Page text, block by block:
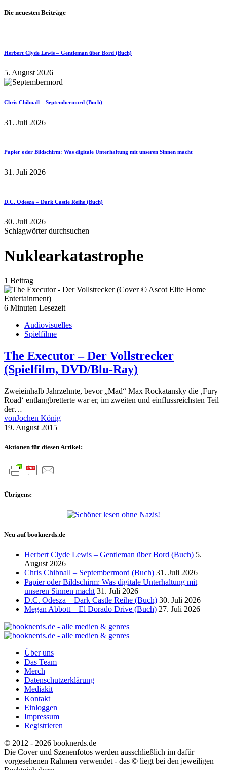
Die neuesten Beiträge
Herbert Clyde Lewis – Gentleman über Bord (Buch)
5. August 2026
Chris Chibnall – Septembermord (Buch)
31. Juli 2026
Papier oder Bildschirm: Was digitale Unterhaltung mit unseren Sinnen macht
31. Juli 2026
D.C. Odesza – Dark Castle Reihe (Buch)
30. Juli 2026
Schlagwörter durchsuchen
Nuklearkatastrophe
1 Beitrag
6 Minuten Lesezeit
Audiovisuelles
Spielfilme
The Executor – Der Vollstrecker
(Spielfilm, DVD/Blu-Ray)
Zweieinhalb Jahrzehnte, bevor „Mad“ Max Rockatansky die ‚Fury
Road‘ entlangbretterte war er, im zweiten und einflussreichsten Teil
der…
vonJochen König
19. August 2015
Aktionen für diesen Artikel:
Übrigens:
Neu auf booknerds.de
Herbert Clyde Lewis – Gentleman über Bord (Buch) 5.
August 2026
Chris Chibnall – Septembermord (Buch) 31. Juli 2026
Papier oder Bildschirm: Was digitale Unterhaltung mit
unseren Sinnen macht 31. Juli 2026
D.C. Odesza – Dark Castle Reihe (Buch) 30. Juli 2026
Megan Abbott – El Dorado Drive (Buch) 27. Juli 2026
Über uns
Das Team
Merch
Datenschutzerklärung
Mediakit
Kontakt
Einloggen
Impressum
Registrieren
© 2012 - 2026 booknerds.de
Die Cover und Szenenfotos werden ausschließlich im dafür
vorgesehenen Rahmen verwendet - das © liegt bei den jeweiligen